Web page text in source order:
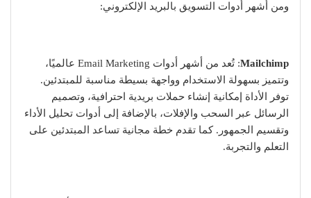
ومن أشهر أدوات التسويق بالبريد الإلكتروني:
Mailchimp
: تُعد من أشهر أدوات Email Marketing عالميًا،
وتتميز بسهولة الاستخدام وواجهة بسيطة مناسبة للمبتدئين.
توفر الأداة إمكانية إنشاء حملات بريدية احترافية، وتصميم
الرسائل عبر السحب والإفلات، بالإضافة إلى أدوات تحليل الأداء
وتقسيم الجمهور. كما تقدم خطة مجانية تساعد المبتدئين على
التعلم والتجربة.